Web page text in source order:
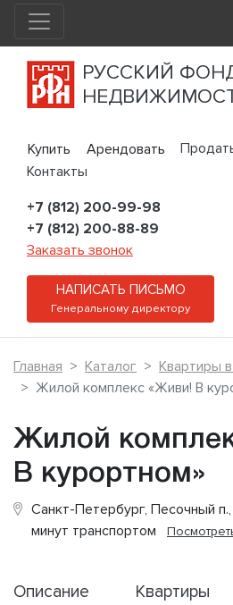
РУССКИЙ
Купить Арендовать
Контакты
+7 (812) 200-99-98
+7 (812) 200-88-89
Заказать звонок
НАПИСАТЬ ПИСЬМО
Генеральному директору
Главная Каталог
Квартиры
Жилой комплекс «Живи! В
Жилой
В курортном»
Санкт-Петербург, Песочный
минут транспортом
Описание Квартиры